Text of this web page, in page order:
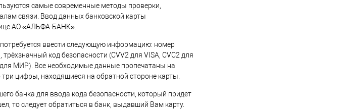
самые современные методы проверки,
связи. Ввод данных банковской карты
АО «АЛЬФА-БАНК».
ввести следующую информацию: номер
код безопасности (CVV2 для VISA, CVC2 для
МИР). Все необходимые данные пропечатаны на
цифры, находящиеся на обратной стороне карты.
банка для ввода кода безопасности, который придет
то следует обратиться в банк, выдавший Вам карту.